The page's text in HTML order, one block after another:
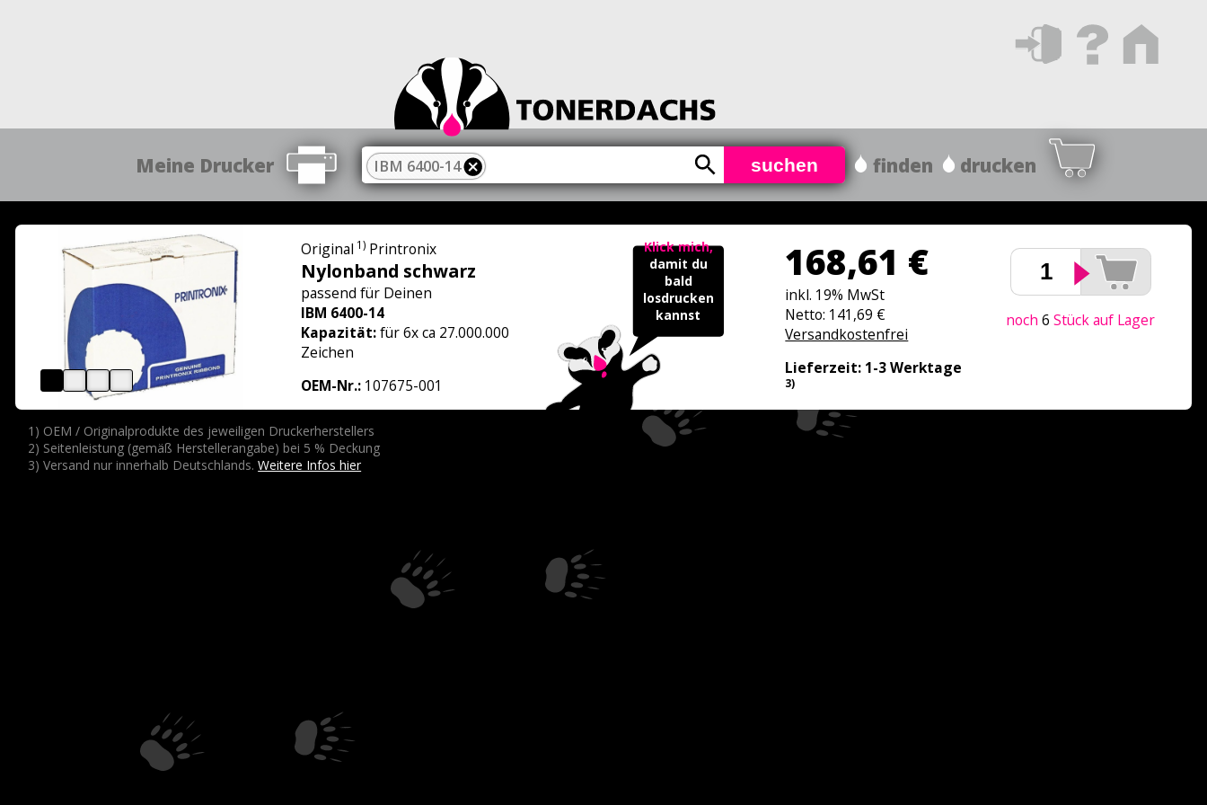
Meine Drucker IBM 6400-14 suchen finden drucken
Original 1) Printronix
Nylonband schwarz
passend für Deinen
IBM 6400-14
Kapazität:für 6x ca 27.000.000
Zeichen
OEM-Nr.:107675-001
Klick mich,
damit du
bald
losdrucken
kannst
168,61 €
inkl. 19% MwSt
Netto: 141,69 €
Versandkostenfrei
Lieferzeit: 1-3 Werktage
3)
noch6Stück auf Lager
1) OEM / Originalprodukte des jeweiligen Druckerherstellers
2) Seitenleistung (gemäß Herstellerangabe) bei 5 % Deckung
3) Versand nur innerhalb Deutschlands.Weitere Infos hier